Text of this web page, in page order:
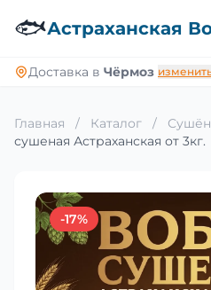
🐟Астраханская
Доставка в Чёрмоз
Главная / Каталог /
сушеная Астраханская от 3кг.
-17%